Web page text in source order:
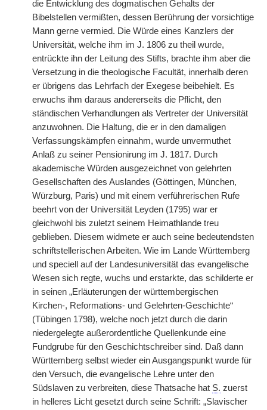
die Entwicklung des dogmatischen Gehalts der
Bibelstellen vermißten, dessen Berührung der vorsichtige
Mann gerne vermied. Die Würde eines Kanzlers der
Universität, welche ihm im J. 1806 zu theil wurde,
entrückte ihn der Leitung des Stifts, brachte ihm aber die
Versetzung in die theologische Facultät, innerhalb deren
er übrigens das Lehrfach der Exegese beibehielt. Es
erwuchs ihm daraus andererseits die Pflicht, den
ständischen Verhandlungen als Vertreter der Universität
anzuwohnen. Die Haltung, die er in den damaligen
Verfassungskämpfen einnahm, wurde unvermuthet
Anlaß zu seiner Pensionirung im J. 1817. Durch
akademische Würden ausgezeichnet von gelehrten
Gesellschaften des Auslandes (Göttingen, München,
Würzburg, Paris) und mit einem verführerischen Rufe
beehrt von der Universität Leyden (1795) war er
gleichwohl bis zuletzt seinem Heimathlande treu
geblieben. Diesem widmete er auch seine bedeutendsten
schriftstellerischen Arbeiten. Wie im Lande Württemberg
und speciell auf der Landesuniversität das evangelische
Wesen sich regte, wuchs und erstarkte, das schilderte er
in seinen „Erläuterungen der württembergischen
Kirchen-, Reformations- und Gelehrten-Geschichte“
(Tübingen 1798), welche noch jetzt durch die darin
niedergelegte außerordentliche Quellenkunde eine
Fundgrube für den Geschichtschreiber sind. Daß dann
Württemberg selbst wieder ein Ausgangspunkt wurde für
den Versuch, die evangelische Lehre unter den
Südslaven zu verbreiten, diese Thatsache hat S. zuerst
in helleres Licht gesetzt durch seine Schrift: „Slavischer